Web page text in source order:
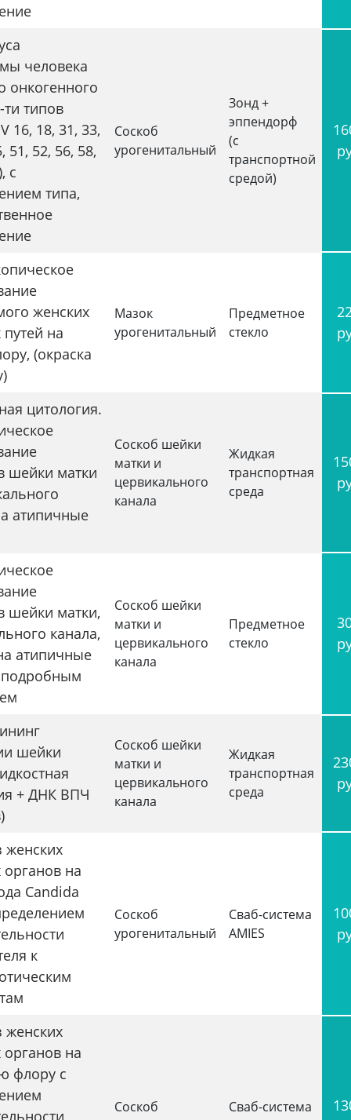
человека
онкогенного
ти типов
16, 18, 31, 33,
51, 52, 56, 58,
с
типа,
Соскоб
урогенитальный
Зонд +
эппендорф
(с
транспортной
средой)
женских
на
(окраска
Мазок
урогенитальный
Предметное
стекло
цитология.
шейки матки
атипичные
Соскоб шейки
матки и
цервикального
канала
Жидкая
транспортная
среда
шейки матки,
канала,
атипичные
подробным
Соскоб шейки
матки и
цервикального
канала
Предметное
стекло
шейки
+ ДНК ВПЧ
Соскоб шейки
матки и
цервикального
канала
Жидкая
транспортная
среда
женских
на
Candida
к
Соскоб
урогенитальный
Сваб-система
AMIES
женских
на
флору с
Соскоб
Сваб-система